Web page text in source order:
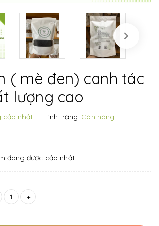
( mè đen) canh tác
lượng cao
cập nhật | Tình trạng: Còn hàng
đang được cập nhật.
+